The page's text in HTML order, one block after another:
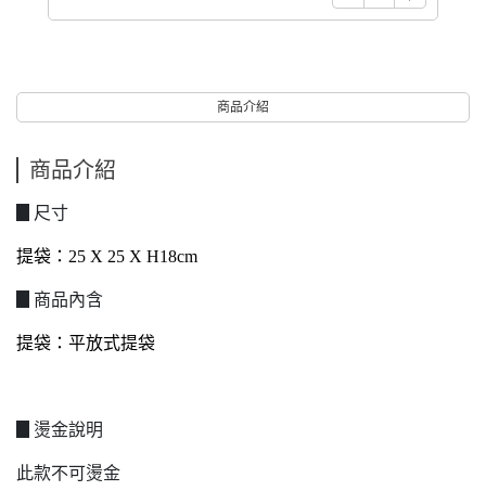
商品介紹
商品介紹
▊尺寸
提袋：25 X 25 X H18cm
▊商品內含
提袋：平放式提袋
▊燙金說明
此款不可燙金